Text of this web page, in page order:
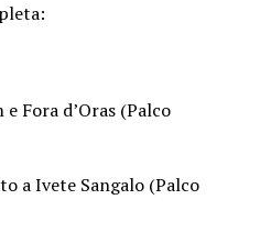
Fora d’Oras (Palco
a Ivete Sangalo (Palco